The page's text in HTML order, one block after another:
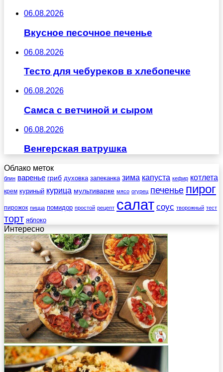
06.08.2026
Вкусное песочное печенье
06.08.2026
Тесто для чебуреков в хлебопечке
06.08.2026
Самса с ветчиной и сыром
06.08.2026
Венгерская ватрушка
Облако меток
блин варенье гриб духовка запеканка зима капуста кефир котлета
крем куриный курица мультиварке мясо огурец печенье пирог
пирожок пицца помидор простой рецепт салат соус творожный тест
торт яблоко
Интересно